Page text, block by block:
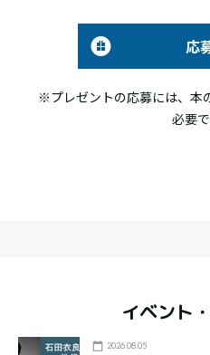
応
※プレゼントの応募には、本
必要で
イベント
2026.08.05